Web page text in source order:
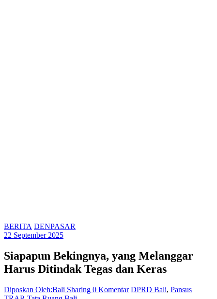
BERITA DENPASAR
22 September 2025
Siapapun Bekingnya, yang Melanggar
Harus Ditindak Tegas dan Keras
Diposkan Oleh:Bali Sharing 0 Komentar DPRD Bali, Pansus